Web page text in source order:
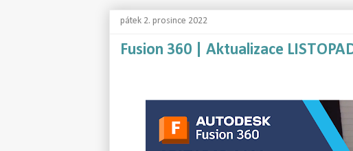
pátek 2. prosince 2022
Fusion 360 | Aktualizace